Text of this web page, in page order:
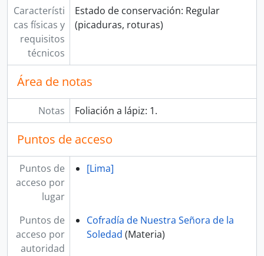
Característi
cas físicas y
requisitos
técnicos
Estado de conservación: Regular
(picaduras, roturas)
Área de notas
Notas Foliación a lápiz: 1.
Puntos de acceso
Puntos de
acceso por
lugar
[Lima]
Puntos de
acceso por
autoridad
Cofradía de Nuestra Señora de la
Soledad (Materia)